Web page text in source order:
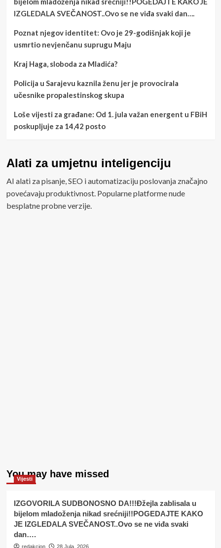
IZGLEDALA SVEČANOST..Ovo se ne viđa svaki dan….
Poznat njegov identitet: Ovo je 29-godišnjak koji je
usmrtio nevjenčanu suprugu Maju
Kraj Haga, sloboda za Mladića?
Policija u Sarajevu kaznila ženu jer je provocirala
učesnike propalestinskog skupa
Loše vijesti za građane: Od 1. jula važan energent u FBiH
poskupljuje za 14,42 posto
Alati za umjetnu inteligenciju
AI alati za pisanje, SEO i automatizaciju poslovanja značajno
povećavaju produktivnost. Popularne platforme nude
besplatne probne verzije.
You may have missed
Vijesti
IZGOVORILA SUDBONOSNO DA!!!Đžejla zablisala u
bijelom mladoženja nikad srećniji!!POGEDAJTE KAKO
JE IZGLEDALA SVEČANOST..Ovo se ne viđa svaki
dan….
redakcion 28 Jula, 2026